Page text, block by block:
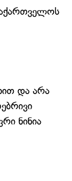
და არა
ნინია